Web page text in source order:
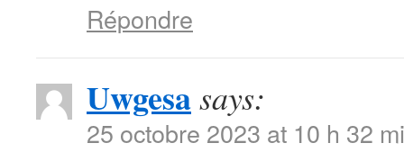
Répondre
Uwgesasays:
25 octobre 2023 at 10 h 32